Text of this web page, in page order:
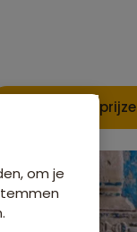
Data &
om je